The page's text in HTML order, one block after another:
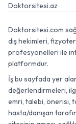
Doktorsitesi.az
Doktorsitesi.com
diş hekimleri,
profesyonelleri ile
platformdur.
İş bu sayfada yer
değerlendirmeleri,
emri, talebi, önerisi,
hasta/danışan